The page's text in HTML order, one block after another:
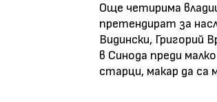
Още четирима
претендират за
Видински, Григорий
в Синода преди
старци, макар да са